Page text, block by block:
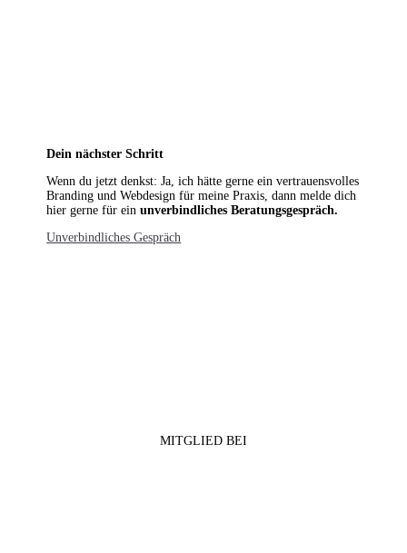
Dein nächster Schritt
Wenn du jetzt denkst: Ja, ich hätte gerne ein vertrauensvolles
Branding und Webdesign für meine Praxis, dann melde dich
hier gerne für einunverbindliches Beratungsgespräch.
Unverbindliches Gespräch
MITGLIED BEI